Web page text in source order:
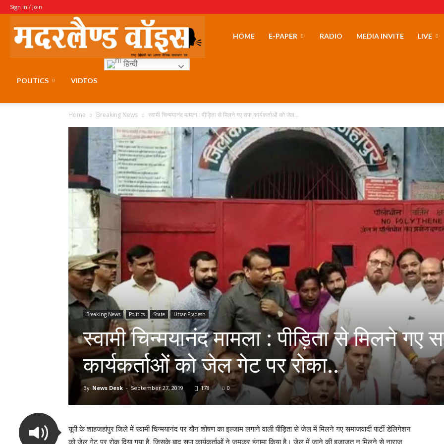
Sign in / Join
MotherLandHOME E-PAPER RADIO MEDIA INVITE LIVE
POLITICS VIDEOS
हिन्दी
Home Breaking News स्वामी चिन्मयानंद मामला : पीड़िता से मिलने गए सपा कार्यकर्ताओं को जेल...
Breaking News Politics State Uttar Pradesh
स्वामी चिन्मयानंद मामला : पीड़िता से मिलने गए
कार्यकर्ताओं को जेल गेट पर रोका..
By News Desk - September 27, 2019 178 0
यूपी के शाहजहांपुर जिले में स्वामी चिन्मयानंद पर यौन शोषण का इल्जाम लगाने वाली पीड़िता से जेल में मिलने गए समाजवादी पार्टी डेलिगेशन
को जेल गेट पर रोक दिया गया है, जिसके बाद सपा कार्यकर्ताओं ने जमकर हंगामा किया है। जेल में जाने की इजाजत न मिलने से नाराज